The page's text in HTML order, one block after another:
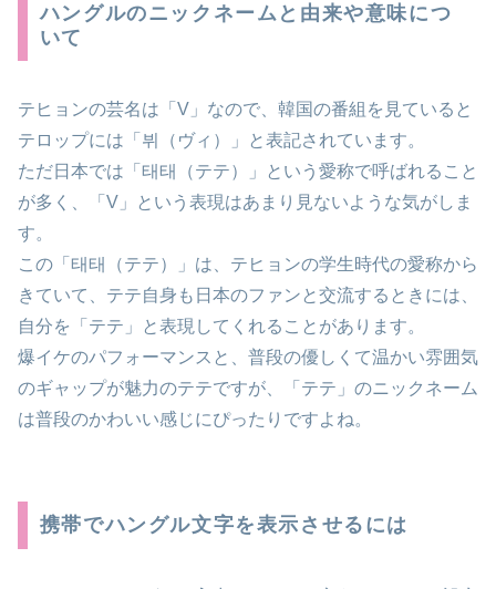
ハングルのニックネームと由来や意味につ
いて
テヒョンの芸名は「V」なので、韓国の番組を見ていると
テロップには「뷔（ヴィ）」と表記されています。
ただ日本では「태태（テテ）」という愛称で呼ばれること
が多く、「V」という表現はあまり見ないような気がしま
す。
この「태태（テテ）」は、テヒョンの学生時代の愛称から
きていて、テテ自身も日本のファンと交流するときには、
自分を「テテ」と表現してくれることがあります。
爆イケのパフォーマンスと、普段の優しくて温かい雰囲気
のギャップが魅力のテテですが、「テテ」のニックネーム
は普段のかわいい感じにぴったりですよね。
携帯でハングル文字を表示させるには